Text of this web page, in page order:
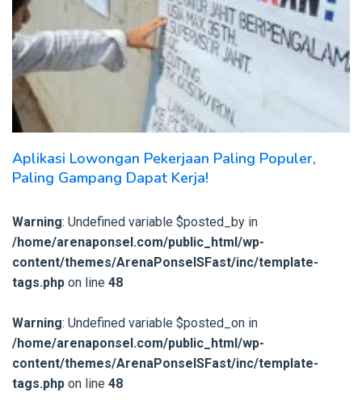
Aplikasi Lowongan Pekerjaan Paling Populer,
Paling Gampang Dapat Kerja!
Warning: Undefined variable $posted_by in
/home/arenaponsel.com/public_html/wp-
content/themes/ArenaPonselSFast/inc/template-
tags.php on line 48
Warning: Undefined variable $posted_on in
/home/arenaponsel.com/public_html/wp-
content/themes/ArenaPonselSFast/inc/template-
tags.php on line 48